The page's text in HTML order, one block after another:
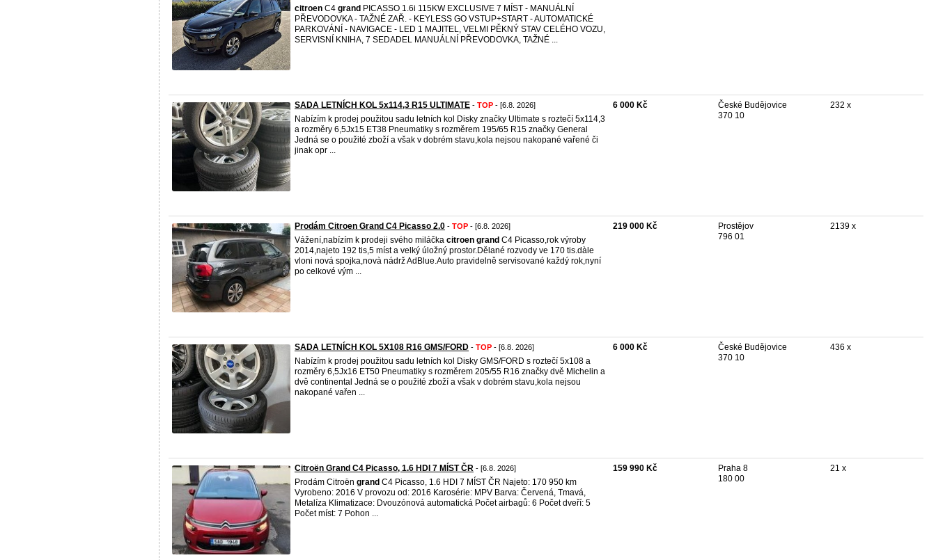
citroen C4 grand PICASSO 1.6i 115KW EXCLUSIVE 7 MÍST - MANUÁLNÍ
PŘEVODOVKA - TAŽNÉ ZAŘ. - KEYLESS GO VSTUP+START - AUTOMATICKÉ
PARKOVÁNÍ - NAVIGACE - LED 1 MAJITEL, VELMI PĚKNÝ STAV CELÉHO VOZU,
SERVISNÍ KNIHA, 7 SEDADEL MANUÁLNÍ PŘEVODOVKA, TAŽNÉ ...
SADA LETNÍCH KOL 5x114,3 R15 ULTIMATE - TOP - [6.8. 2026]
Nabízím k prodej použitou sadu letních kol Disky značky Ultimate s roztečí 5x114,3
a rozměry 6,5Jx15 ET38 Pneumatiky s rozměrem 195/65 R15 značky General
Jedná se o použité zboží a však v dobrém stavu,kola nejsou nakopané vařené či
jinak opr ...
6 000 Kč
České Budějovice
370 10
232 x
Prodám Citroen Grand C4 Picasso 2.0 - TOP - [6.8. 2026]
Vážení,nabízím k prodeji svého miláčka citroen grand C4 Picasso,rok výroby
2014,najeto 192 tis,5 míst a velký úložný prostor.Dělané rozvody ve 170 tis.dàle
vloni nová spojka,novà nádrž AdBlue.Auto pravidelně servisované každý rok,nyní
po celkové vým ...
219 000 Kč
Prostějov
796 01
2139 x
SADA LETNÍCH KOL 5X108 R16 GMS/FORD - TOP - [6.8. 2026]
Nabízím k prodej použitou sadu letních kol Disky GMS/FORD s roztečí 5x108 a
rozměry 6,5Jx16 ET50 Pneumatiky s rozměrem 205/55 R16 značky dvě Michelin a
dvě continental Jedná se o použité zboží a však v dobrém stavu,kola nejsou
nakopané vařen ...
6 000 Kč
České Budějovice
370 10
436 x
Citroën Grand C4 Picasso, 1.6 HDI 7 MÍST ČR - [6.8. 2026]
Prodám Citroën grand C4 Picasso, 1.6 HDI 7 MÍST ČR Najeto: 170 950 km
Vyrobeno: 2016 V provozu od: 2016 Karosérie: MPV Barva: Červená, Tmavá,
Metalíza Klimatizace: Dvouzónová automatická Počet airbagů: 6 Počet dveří: 5
Počet míst: 7 Pohon ...
159 990 Kč
Praha 8
180 00
21 x